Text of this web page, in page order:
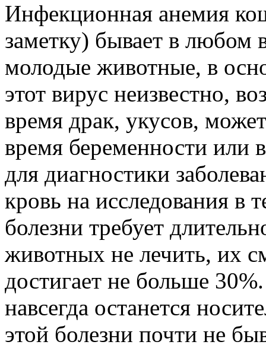
Инфекционная анемия
заметку) бывает в любом
молодые животные, в
этот вирус неизвестно,
время драк, укусов,
время беременности или
для диагностики
кровь на исследования в
болезни требует
животных не лечить, их
достигает не больше
навсегда останется
этой болезни почти не